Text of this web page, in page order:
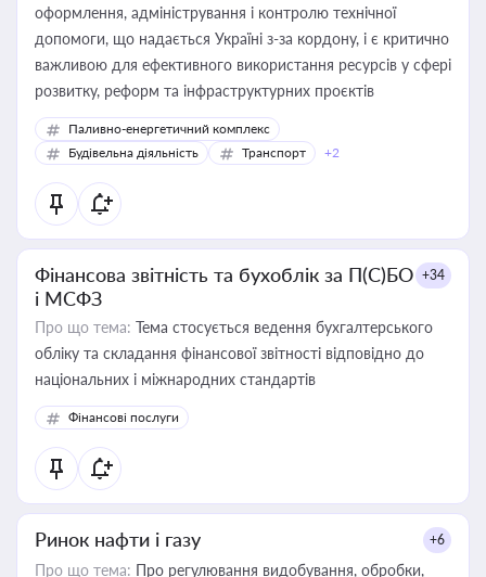
оформлення, адміністрування і контролю технічної
допомоги, що надається Україні з-за кордону, і є критично
важливою для ефективного використання ресурсів у сфері
розвитку, реформ та інфраструктурних проєктів
Паливно-енергетичний комплекс
Будівельна діяльність
Транспорт +2
Фінансова звітність та бухоблік за П(С)БО
і МСФЗ
+34
Про що тема: Тема стосується ведення бухгалтерського
обліку та складання фінансової звітності відповідно до
національних і міжнародних стандартів
Фінансові послуги
Ринок нафти і газу +6
Про що тема: Про регулювання видобування, обробки,